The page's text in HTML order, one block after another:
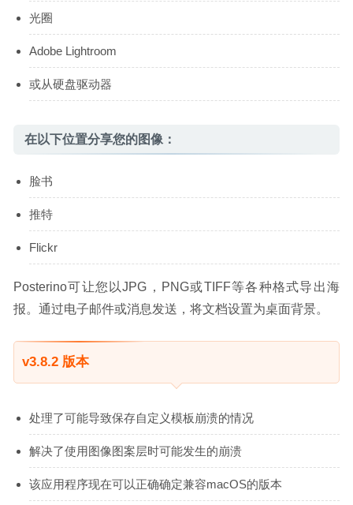
光圈
Adobe Lightroom
或从硬盘驱动器
在以下位置分享您的图像：
脸书
推特
Flickr
Posterino可让您以JPG，PNG或TIFF等各种格式导出海
报。通过电子邮件或消息发送，将文档设置为桌面背景。
v3.8.2 版本
处理了可能导致保存自定义模板崩溃的情况
解决了使用图像图案层时可能发生的崩溃
该应用程序现在可以正确确定兼容macOS的版本